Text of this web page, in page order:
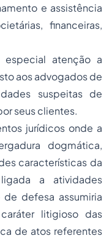
e assistência
financeiras,
especial atenção a
aos advogados de
suspeitas de
seus clientes.
jurídicos onde a
dogmática,
características da
a atividades
defesa assumiria
litigioso das
de atos referentes